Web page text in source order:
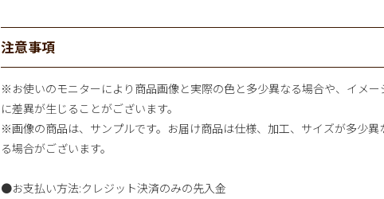
注意事項
※お使いのモニターにより商品画像と実際の色と多少異なる場合や、イメー
に差異が生じることがございます。
※画像の商品は、サンプルです。お届け商品は仕様、加工、サイズが多少異
る場合がございます。
●お支払い方法:クレジット決済のみの先入金